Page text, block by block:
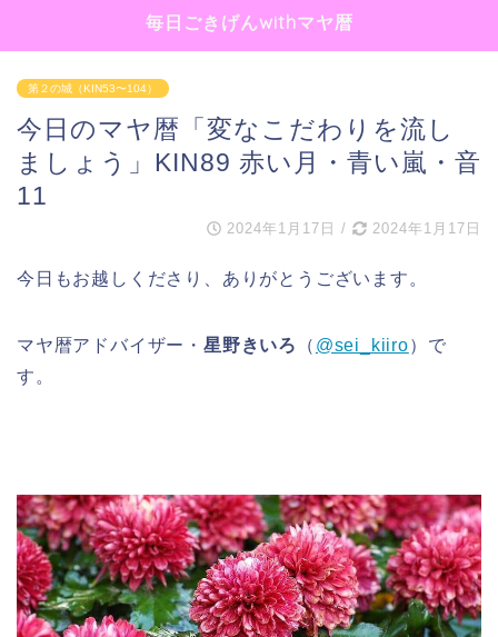
毎日ごきげんwithマヤ暦
第２の城（KIN53〜104）
今日のマヤ暦「変なこだわりを流し
ましょう」KIN89 赤い月・青い嵐・音
11
2024年1月17日 / 2024年1月17日
今日もお越しくださり、ありがとうございます。
マヤ暦アドバイザー・ 星野きいろ （ @sei_kiiro）で
す。